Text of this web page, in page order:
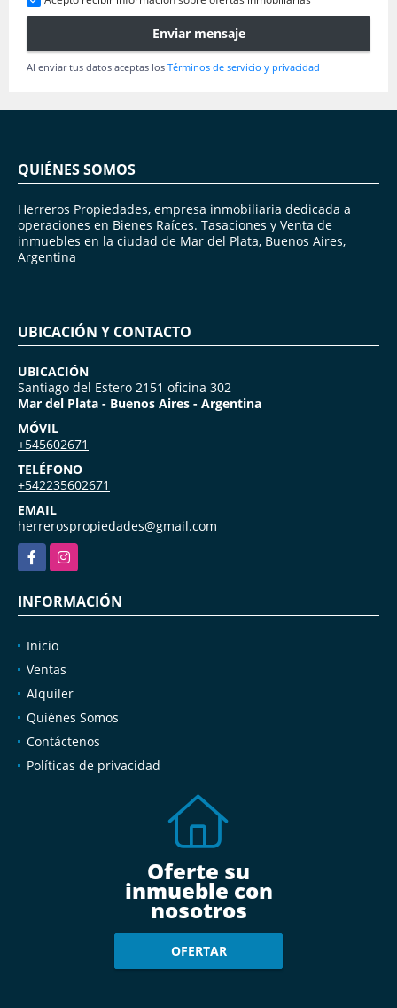
Enviar mensaje
Al enviar tus datos aceptas los Términos de servicio y privacidad
QUIÉNES SOMOS
Herreros Propiedades, empresa inmobiliaria dedicada a
operaciones en Bienes Raíces. Tasaciones y Venta de
inmuebles en la ciudad de Mar del Plata, Buenos Aires,
Argentina
UBICACIÓN Y CONTACTO
UBICACIÓN
Santiago del Estero 2151 oficina 302
Mar del Plata - Buenos Aires - Argentina
MÓVIL
+545602671
TELÉFONO
+542235602671
EMAIL
herrerospropiedades@gmail.com
FacebookInstagram
INFORMACIÓN
Inicio
Ventas
Alquiler
Quiénes Somos
Contáctenos
Políticas de privacidad
Oferte su
inmueble con
nosotros
OFERTAR